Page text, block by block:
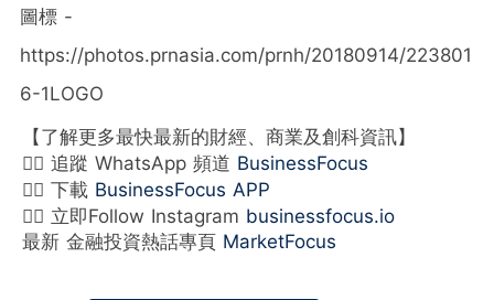
圖標 -
https://photos.prnasia.com/prnh/20180914/223801
6-1LOGO
【了解更多最快最新的財經、商業及創科資訊】
👉🏻 追蹤 WhatsApp 頻道 BusinessFocus
👉🏻 下載 BusinessFocus APP
👉🏻 立即Follow Instagram businessfocus.io
最新 金融投資熱話專頁 MarketFocus